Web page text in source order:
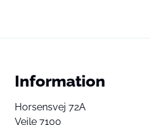
Information
Horsensvej 72A
Vejle 7100